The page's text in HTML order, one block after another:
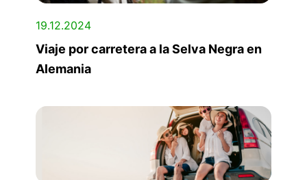
19.12.2024
Viaje por carretera a la Selva Negra en
Alemania